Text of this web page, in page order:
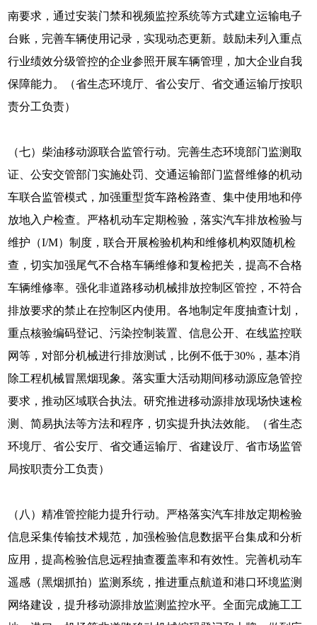
南要求，通过安装门禁和视频监控系统等方式建立运输电子
台账，完善车辆使用记录，实现动态更新。鼓励未列入重点
行业绩效分级管控的企业参照开展车辆管理，加大企业自我
保障能力。（省生态环境厅、省公安厅、省交通运输厅按职
责分工负责）
（七）柴油移动源联合监管行动。完善生态环境部门监测取
证、公安交管部门实施处罚、交通运输部门监督维修的机动
车联合监管模式，加强重型货车路检路查、集中使用地和停
放地入户检查。严格机动车定期检验，落实汽车排放检验与
维护（I/M）制度，联合开展检验机构和维修机构双随机检
查，切实加强尾气不合格车辆维修和复检把关，提高不合格
车辆维修率。强化非道路移动机械排放控制区管控，不符合
排放要求的禁止在控制区内使用。各地制定年度抽查计划，
重点核验编码登记、污染控制装置、信息公开、在线监控联
网等，对部分机械进行排放测试，比例不低于30%，基本消
除工程机械冒黑烟现象。落实重大活动期间移动源应急管控
要求，推动区域联合执法。研究推进移动源排放现场快速检
测、简易执法等方法和程序，切实提升执法效能。（省生态
环境厅、省公安厅、省交通运输厅、省建设厅、省市场监管
局按职责分工负责）
（八）精准管控能力提升行动。严格落实汽车排放定期检验
信息采集传输技术规范，加强检验信息数据平台集成和分析
应用，提高检验信息远程抽查覆盖率和有效性。完善机动车
遥感（黑烟抓拍）监测系统，推进重点航道和港口环境监测
网络建设，提升移动源排放监测监控水平。全面完成施工工